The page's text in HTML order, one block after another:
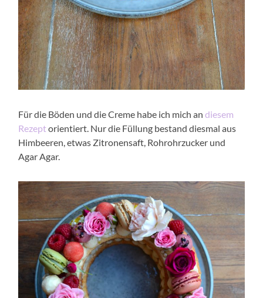
Für die Böden und die Creme habe ich mich andiesem
Rezeptorientiert. Nur die Füllung bestand diesmal aus
Himbeeren, etwas Zitronensaft, Rohrohrzucker und
Agar Agar.